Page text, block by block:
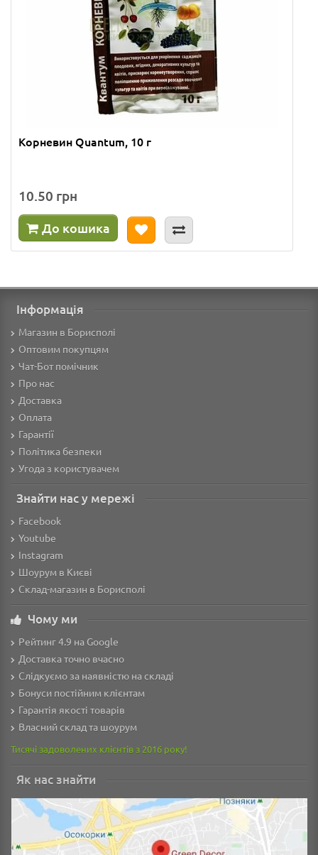
Корневин Quantum, 10 г
10.50 грн
До кошика
Інформація
Магазин в Борисполі
Оптовим покупцям
Чат-Бот помічник
Про нас
Доставка
Оплата
Гарантії
Політика безпеки
Угода з користувачем
Знайти нас у мережі
Facebook
Youtube
Instagram
Шоурум в Києві
Склад-магазин в Борисполі
Чому ми
Рейтинг 4.9 на Google
Доставка точно вчасно
Слідкуємо за наявністю на складі
Бонуси постійним клієнтам
Гарантія якості товарів
Власний склад та шоурум
Тисячі задоволених клієнтів з 2016 року!
Як нас знайти